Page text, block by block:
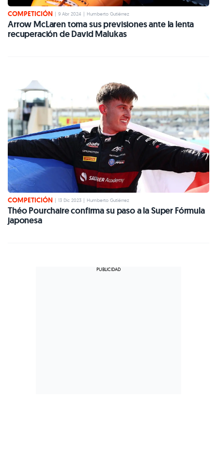
COMPETICIÓN | 9 Abr 2024 | Humberto Gutiérrez
Arrow McLaren toma sus previsiones ante la lenta
recuperación de David Malukas
COMPETICIÓN | 13 Dic 2023 | Humberto Gutiérrez
Théo Pourchaire confirma su paso a la Super Fórmula
japonesa